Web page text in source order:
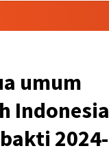
umum
Indonesia
2024-